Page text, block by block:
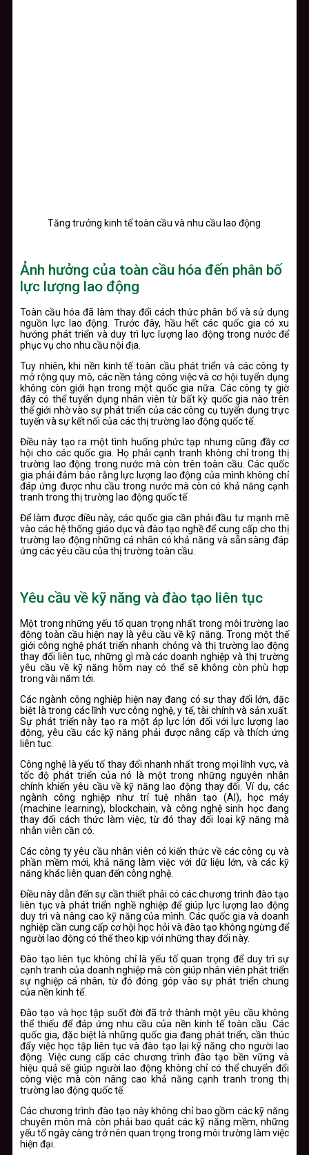
Tăng trưởng kinh tế toàn cầu và nhu cầu lao động
Ảnh hưởng của toàn cầu hóa đến phân bố
lực lượng lao động
Toàn cầu hóa đã làm thay đổi cách thức phân bổ và sử dụng
nguồn lực lao động. Trước đây, hầu hết các quốc gia có xu
hướng phát triển và duy trì lực lượng lao động trong nước để
phục vụ cho nhu cầu nội địa.
Tuy nhiên, khi nền kinh tế toàn cầu phát triển và các công ty
mở rộng quy mô, các nền tảng công việc và cơ hội tuyển dụng
không còn giới hạn trong một quốc gia nữa. Các công ty giờ
đây có thể tuyển dụng nhân viên từ bất kỳ quốc gia nào trên
thế giới nhờ vào sự phát triển của các công cụ tuyển dụng trực
tuyến và sự kết nối của các thị trường lao động quốc tế.
Điều này tạo ra một tình huống phức tạp nhưng cũng đầy cơ
hội cho các quốc gia. Họ phải cạnh tranh không chỉ trong thị
trường lao động trong nước mà còn trên toàn cầu. Các quốc
gia phải đảm bảo rằng lực lượng lao động của mình không chỉ
đáp ứng được nhu cầu trong nước mà còn có khả năng cạnh
tranh trong thị trường lao động quốc tế.
Để làm được điều này, các quốc gia cần phải đầu tư mạnh mẽ
vào các hệ thống giáo dục và đào tạo nghề để cung cấp cho thị
trường lao động những cá nhân có khả năng và sẵn sàng đáp
ứng các yêu cầu của thị trường toàn cầu.
Yêu cầu về kỹ năng và đào tạo liên tục
Một trong những yếu tố quan trọng nhất trong môi trường lao
động toàn cầu hiện nay là yêu cầu về kỹ năng. Trong một thế
giới công nghệ phát triển nhanh chóng và thị trường lao động
thay đổi liên tục, những gì mà các doanh nghiệp và thị trường
yêu cầu về kỹ năng hôm nay có thể sẽ không còn phù hợp
trong vài năm tới.
Các ngành công nghiệp hiện nay đang có sự thay đổi lớn, đặc
biệt là trong các lĩnh vực công nghệ, y tế, tài chính và sản xuất.
Sự phát triển này tạo ra một áp lực lớn đối với lực lượng lao
động, yêu cầu các kỹ năng phải được nâng cấp và thích ứng
liên tục.
Công nghệ là yếu tố thay đổi nhanh nhất trong mọi lĩnh vực, và
tốc độ phát triển của nó là một trong những nguyên nhân
chính khiến yêu cầu về kỹ năng lao động thay đổi. Ví dụ, các
ngành công nghiệp như trí tuệ nhân tạo (AI), học máy
(machine learning), blockchain, và công nghệ sinh học đang
thay đổi cách thức làm việc, từ đó thay đổi loại kỹ năng mà
nhân viên cần có.
Các công ty yêu cầu nhân viên có kiến thức về các công cụ và
phần mềm mới, khả năng làm việc với dữ liệu lớn, và các kỹ
năng khác liên quan đến công nghệ.
Điều này dẫn đến sự cần thiết phải có các chương trình đào tạo
liên tục và phát triển nghề nghiệp để giúp lực lượng lao động
duy trì và nâng cao kỹ năng của mình. Các quốc gia và doanh
nghiệp cần cung cấp cơ hội học hỏi và đào tạo không ngừng để
người lao động có thể theo kịp với những thay đổi này.
Đào tạo liên tục không chỉ là yếu tố quan trọng để duy trì sự
cạnh tranh của doanh nghiệp mà còn giúp nhân viên phát triển
sự nghiệp cá nhân, từ đó đóng góp vào sự phát triển chung
của nền kinh tế.
Đào tạo và học tập suốt đời đã trở thành một yêu cầu không
thể thiếu để đáp ứng nhu cầu của nền kinh tế toàn cầu. Các
quốc gia, đặc biệt là những quốc gia đang phát triển, cần thúc
đẩy việc học tập liên tục và đào tạo lại kỹ năng cho người lao
động. Việc cung cấp các chương trình đào tạo bền vững và
hiệu quả sẽ giúp người lao động không chỉ có thể chuyển đổi
công việc mà còn nâng cao khả năng cạnh tranh trong thị
trường lao động quốc tế.
Các chương trình đào tạo này không chỉ bao gồm các kỹ năng
chuyên môn mà còn phải bao quát các kỹ năng mềm, những
yếu tố ngày càng trở nên quan trọng trong môi trường làm việc
hiện đại.